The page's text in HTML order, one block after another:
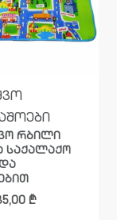
რბილი
საქალაქო
₾